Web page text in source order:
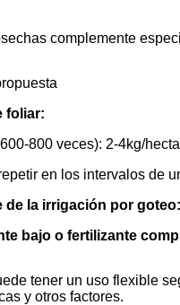
complemente
foliar:
800 veces): 2-4kg/
en los intervalos de
de la irrigación por goteo:
bajo o fertilizante
tener un uso flexible
y otros factores.